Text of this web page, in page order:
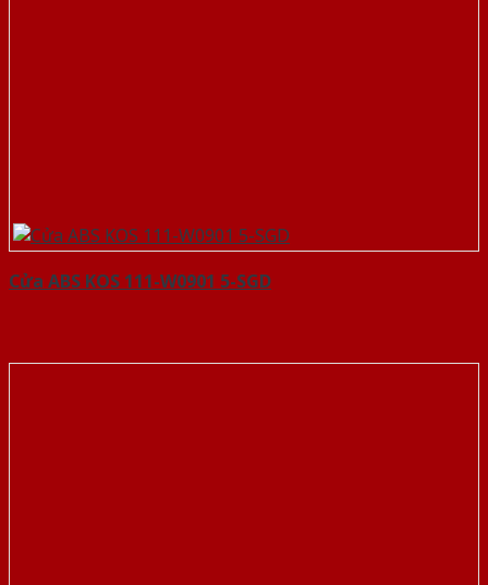
Cửa ABS KOS 111-W0901 5-SGD